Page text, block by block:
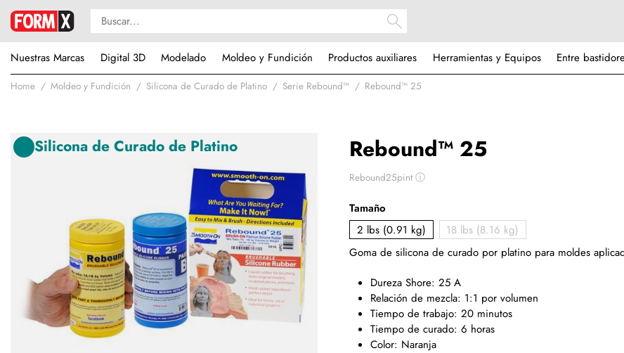
Nuestras Marcas
Digital 3D Modelado Moldeo y Fundición Productos auxiliares Herramientas y Equipos Entre
Home Moldeo y Fundición Silicona de Curado de Platino Serie Rebound™ Rebound™ 25
Rebound™ 25
Rebound25pintⓘ
Silicona de Curado de Platino
Tamaño
2 lbs (0.91 kg)
18 lbs (8.16 kg)
Goma de silicona de curado por platino para moldes
Dureza Shore: 25 A
Relación de mezcla: 1:1 por volumen
Tiempo de trabajo: 20 minutos
Tiempo de curado: 6 horas
Color: Naranja